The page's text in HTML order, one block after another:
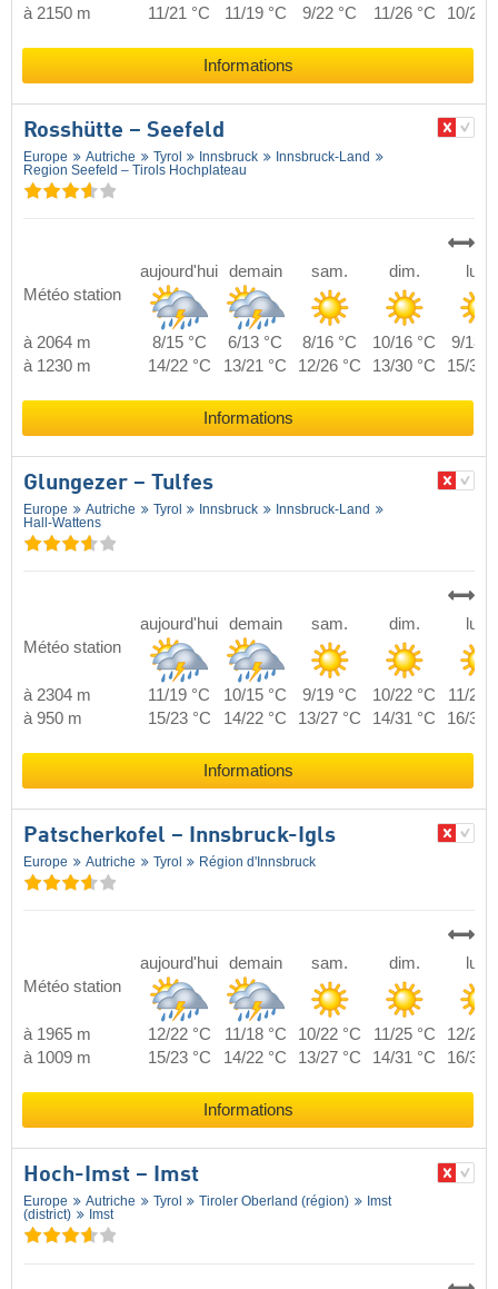
à 2150 m
11/21 °C 11/19 °C 9/22 °C 11/26 °C 10/24
Informations
Rosshütte – Seefeld
Europe Autriche Tyrol Innsbruck
Innsbruck-Land
Region Seefeld – Tirols Hochplateau
Météo station
aujourd'hui demain sam. dim. lun.
à 2064 m 8/15 °C 6/13 °C 8/16 °C 10/16 °C
9/18
à 1230 m
14/22 °C 13/21 °C 12/26 °C 13/30 °C 15/30
Informations
Glungezer – Tulfes
Europe Autriche Tyrol Innsbruck
Innsbruck-Land
Hall-Wattens
Météo station
aujourd'hui demain sam. dim. lun.
à 2304 m 11/19 °C 10/15 °C 9/19 °C 10/22 °C
11/23
à 950 m
15/23 °C 14/22 °C 13/27 °C 14/31 °C 16/31
Informations
Patscherkofel – Innsbruck-Igls
Europe Autriche Tyrol Région d'Innsbruck
Météo station
aujourd'hui demain sam. dim. lun.
à 1965 m 12/22 °C 11/18 °C 10/22 °C 11/25 °C
12/26
à 1009 m
15/23 °C 14/22 °C 13/27 °C 14/31 °C 16/31
Informations
Hoch-Imst – Imst
Europe Autriche Tyrol Tiroler Oberland (région)
Imst
(district)
Imst